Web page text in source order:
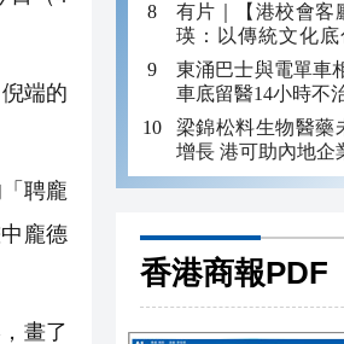
端的
聘龐
龐德
畫了
有片｜【港校會客
瑛：以傳統文化
術新發展
東涌巴士與電單車
車底留醫14小時不
梁錦松料生物醫藥
增長 港可助內地企
香港商報PDF